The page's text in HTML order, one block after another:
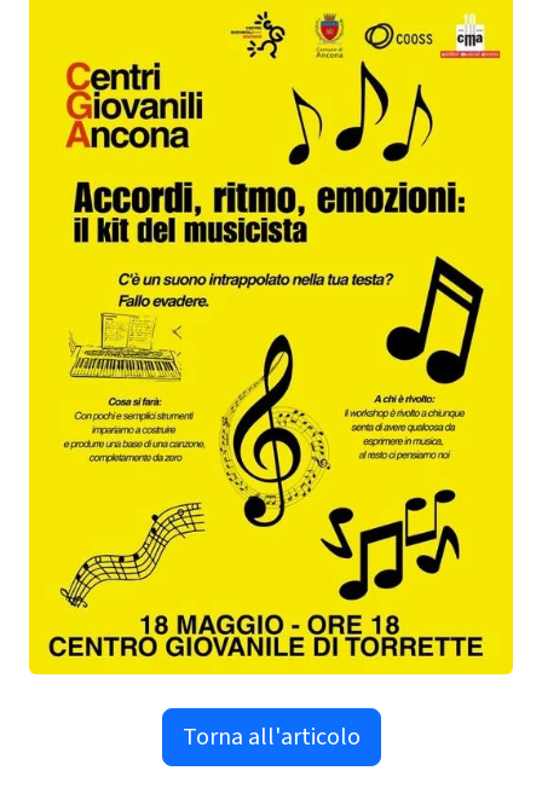
Torna all'articolo